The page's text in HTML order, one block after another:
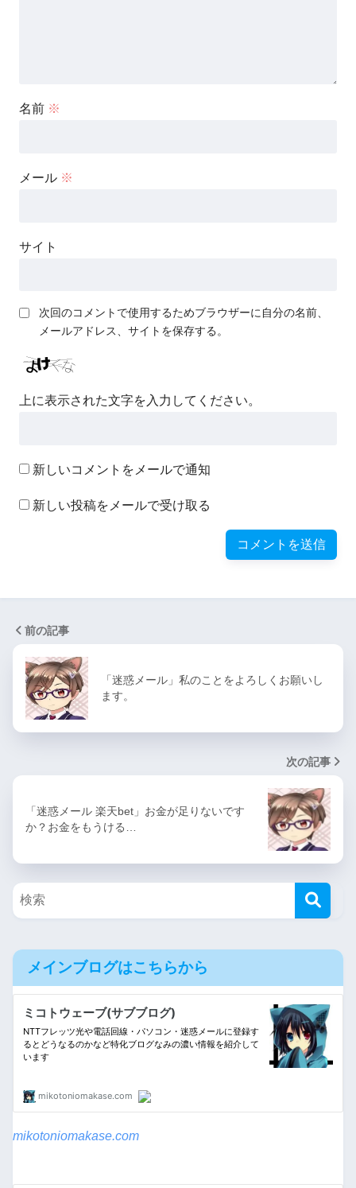
名前 ※
メール ※
サイト
次回のコメントで使用するためブラウザーに自分の名前、
メールアドレス、サイトを保存する。
上に表示された文字を入力してください。
新しいコメントをメールで通知
新しい投稿をメールで受け取る
前の記事
「迷惑メール」私のことをよろしくお願いし
ます。
次の記事
「迷惑メール 楽天bet」お金が足りないです
か？お金をもうける…
メインブログはこちらから
mikotoniomakase.com